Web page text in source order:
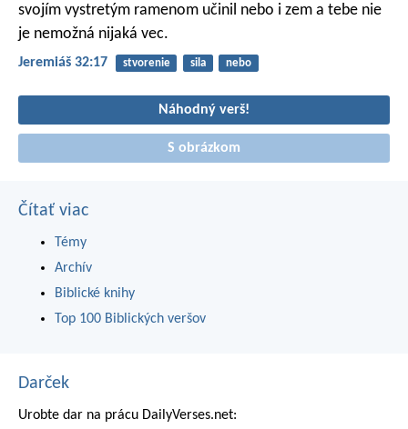
svojím vystretým ramenom učinil nebo i zem a tebe nie
je nemožná nijaká vec.
Jeremiáš 32:17 stvorenie sila nebo
Náhodný verš!
S obrázkom
Čítať viac
Témy
Archív
Biblické knihy
Top 100 Biblických veršov
Darček
Urobte dar na prácu DailyVerses.net: